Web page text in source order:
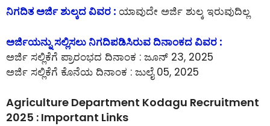
ನಿಗದಿತ ಅರ್ಜಿ ಶುಲ್ಕದ ವಿವರ : ಯಾವುದೇ ಅರ್ಜಿ ಶುಲ್ಕ ಇರುವುದಿಲ್ಲ
ಅರ್ಜಿಯನ್ನು ಸಲ್ಲಿಸಲು ನಿಗದಿಪಡಿಸಿರುವ ದಿನಾಂಕದ ವಿವರ :
ಅರ್ಜಿ ಸಲ್ಲಿಕೆಗೆ ಪ್ರಾರಂಭದ ದಿನಾಂಕ : ಜೂನ್ 23, 2025
ಅರ್ಜಿ ಸಲ್ಲಿಕೆಗೆ ಕೊನೆಯ ದಿನಾಂಕ : ಜುಲೈ 05, 2025
Agriculture Department Kodagu Recruitment
2025 : Important Links